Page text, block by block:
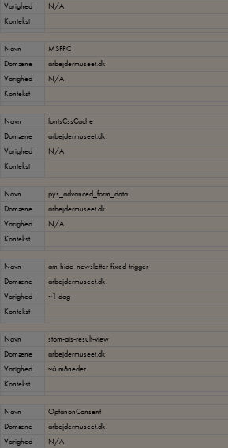
Varighed
N/A
Kontekst
Navn
MSFPC
Domæne
arbejdermuseet.dk
Varighed
N/A
Kontekst
Navn
fontsCssCache
Domæne
arbejdermuseet.dk
Varighed
N/A
Kontekst
Navn
pys_advanced_form_data
Domæne
arbejdermuseet.dk
Varighed
N/A
Kontekst
Navn
am-hide-newsletter-fixed-trigger
Domæne
arbejdermuseet.dk
Varighed
~1 dag
Kontekst
Navn
stom-ais-result-view
Domæne
arbejdermuseet.dk
Varighed
~6 måneder
Kontekst
Navn
OptanonConsent
Domæne
arbejdermuseet.dk
Varighed
N/A